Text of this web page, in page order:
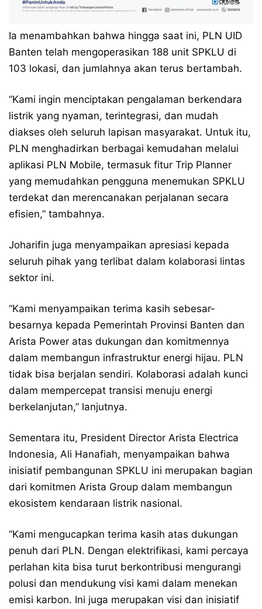
Ia menambahkan bahwa hingga saat ini, PLN UID
Banten telah mengoperasikan 188 unit SPKLU di
103 lokasi, dan jumlahnya akan terus bertambah.
“Kami ingin menciptakan pengalaman berkendara
listrik yang nyaman, terintegrasi, dan mudah
diakses oleh seluruh lapisan masyarakat. Untuk itu,
PLN menghadirkan berbagai kemudahan melalui
aplikasi PLN Mobile, termasuk fitur Trip Planner
yang memudahkan pengguna menemukan SPKLU
terdekat dan merencanakan perjalanan secara
efisien,” tambahnya.
Joharifin juga menyampaikan apresiasi kepada
seluruh pihak yang terlibat dalam kolaborasi lintas
sektor ini.
“Kami menyampaikan terima kasih sebesar-
besarnya kepada Pemerintah Provinsi Banten dan
Arista Power atas dukungan dan komitmennya
dalam membangun infrastruktur energi hijau. PLN
tidak bisa berjalan sendiri. Kolaborasi adalah kunci
dalam mempercepat transisi menuju energi
berkelanjutan,” lanjutnya.
Sementara itu, President Director Arista Electrica
Indonesia, Ali Hanafiah, menyampaikan bahwa
inisiatif pembangunan SPKLU ini merupakan bagian
dari komitmen Arista Group dalam membangun
ekosistem kendaraan listrik nasional.
“Kami mengucapkan terima kasih atas dukungan
penuh dari PLN. Dengan elektrifikasi, kami percaya
perlahan kita bisa turut berkontribusi mengurangi
polusi dan mendukung visi kami dalam menekan
emisi karbon. Ini juga merupakan visi dan inisiatif